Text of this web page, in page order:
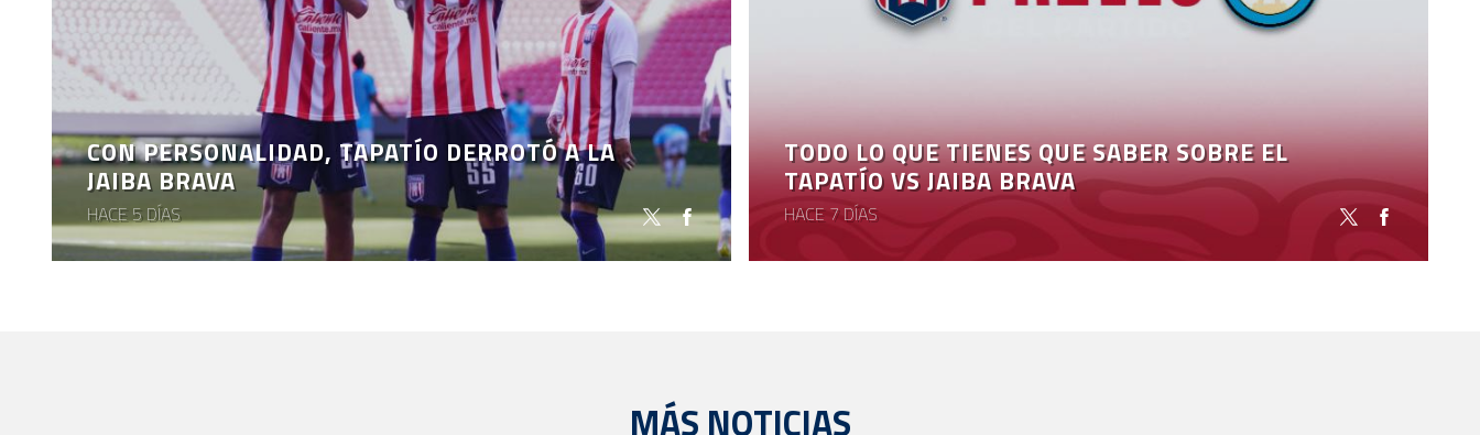
CON PERSONALIDAD, TAPATÍO DERROTÓ A LA
JAIBA BRAVA
HACE 5 DÍAS
TODO LO QUE TIENES QUE SABER SOBRE EL
TAPATÍO VS JAIBA BRAVA
HACE 7 DÍAS
MÁS NOTICIAS